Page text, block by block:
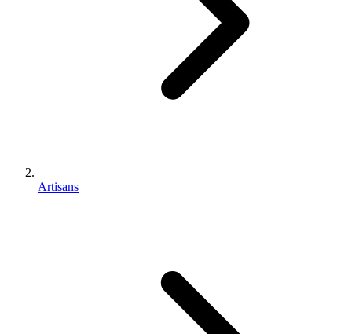
Artisans